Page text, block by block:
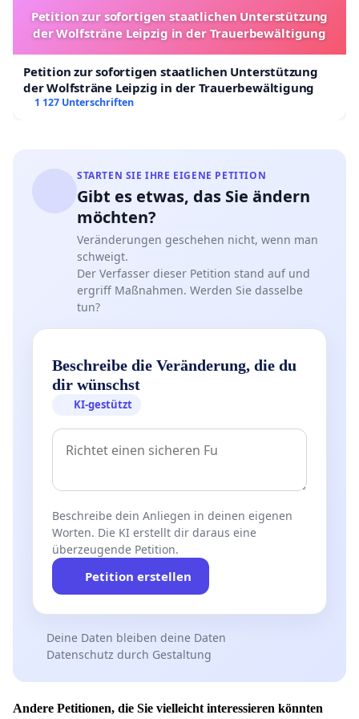
WIR FORDERN:
reichen sie gerne an die Verantwortlichen der Stadt
Köln sowie den Bürgervereinen weiter.
... die Stadt Köln auf, die modellhafte Verkehrsführung
überprüfen und den folgenden Punkten/Wünschen der
IG Marienburg NICHT zuzustimmen:
„Bisheriges Verkehrssystem plus:
Rodenkirchen über die Konrad Adenauer Str. in die
b) Verhinderung des Geradeausverkehrs von der
Goltsteinstraße in die Pferdmengesstr.
c) Tacitusstr. am Rheinufer li. rein und li. raus erlauben,
mit Asphaltierung des Kopfsteinpflasters.“
(Zitat aus e-mail IG Marienburg vom 30. April 2017)
Einbeziehung der Anwohner/Vertreter aus Bayenthal,
Petition zur sofortigen staatlichen Unterstützung
der Wolfsträne Leipzig in der Trauerbewältigung
Petition zur sofortigen staatlichen Unterstützung
der Wolfsträne Leipzig in der Trauerbewältigung
1 127 Unterschriften
STARTEN SIE IHRE EIGENE PETITION
Gibt es etwas, das Sie ändern
möchten?
Veränderungen geschehen nicht, wenn man
schweigt.
Der Verfasser dieser Petition stand auf und
ergriff Maßnahmen. Werden Sie dasselbe
tun?
Beschreibe die Veränderung, die du
dir wünschst
KI-gestützt
Beschreibe dein Anliegen in deinen eigenen
Worten. Die KI erstellt dir daraus eine
überzeugende Petition.
Petition erstellen
Deine Daten bleiben deine Daten
Datenschutz durch Gestaltung
Andere Petitionen, die Sie vielleicht interessieren könnten